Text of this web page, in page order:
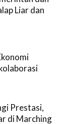
Liar dan
Prestasi,
di Marching